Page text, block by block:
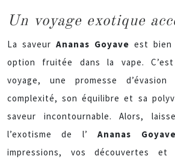
Un voyage exotique
La saveur Ananas Goyave est bien
option fruitée dans la vape.
voyage, une promesse
complexité, son équilibre et sa
saveur incontournable. Alors,
l’exotisme de l’Ananas
impressions, vos découvertes et